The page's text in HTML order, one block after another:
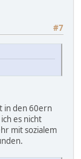
#7
in den 60ern
es nicht
mit sozialem